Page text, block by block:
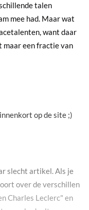
talen
mee had. Maar wat
want daar
maar een fractie van
op de site ;)
slecht artikel. Als je
over de verschillen
Charles Leclerc" en